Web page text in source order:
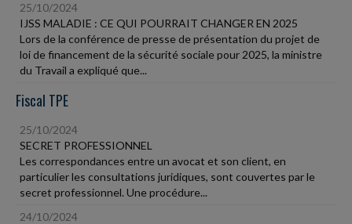
25/10/2024
IJSS MALADIE : CE QUI POURRAIT CHANGER EN 2025
Lors de la conférence de presse de présentation du projet de
loi de financement de la sécurité sociale pour 2025, la ministre
du Travail a expliqué que...
Fiscal TPE
25/10/2024
SECRET PROFESSIONNEL
Les correspondances entre un avocat et son client, en
particulier les consultations juridiques, sont couvertes par le
secret professionnel. Une procédure...
24/10/2024